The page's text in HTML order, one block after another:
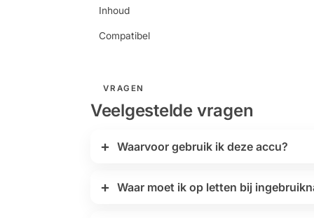
Inhoud
Compatibel
VRAGEN
Veelgestelde vragen
Waarvoor gebruik ik deze accu?
Waar moet ik op letten bij